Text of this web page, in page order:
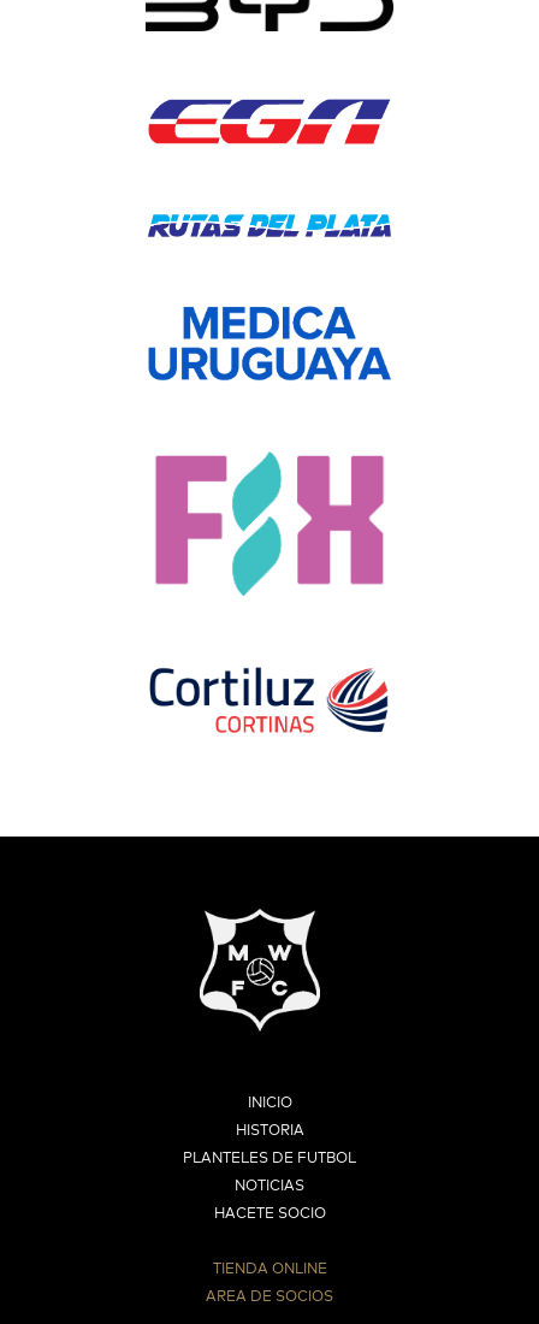
INICIO
HISTORIA
PLANTELES DE FUTBOL
NOTICIAS
HACETE SOCIO
TIENDA ONLINE
AREA DE SOCIOS